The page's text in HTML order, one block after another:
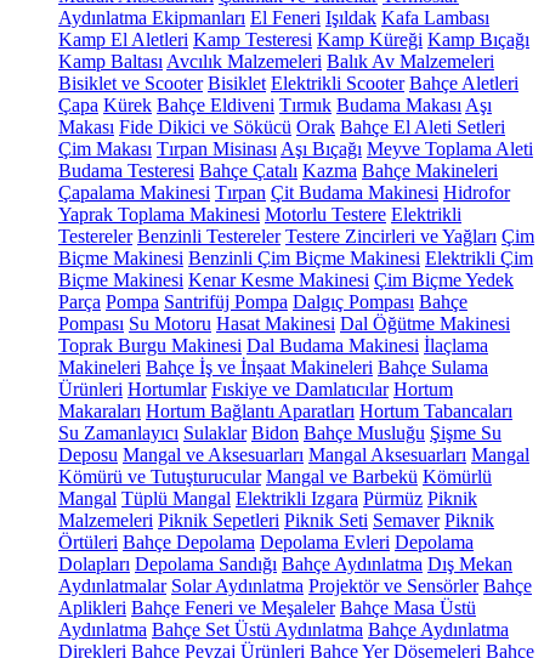
Aydınlatma Ekipmanları El Feneri Işıldak Kafa Lambası
Kamp El Aletleri Kamp Testeresi Kamp Küreği Kamp Bıçağı
Kamp Baltası Avcılık Malzemeleri Balık Av Malzemeleri
Bisiklet ve Scooter Bisiklet Elektrikli Scooter Bahçe Aletleri
Çapa Kürek Bahçe Eldiveni Tırmık Budama Makası Aşı
Makası Fide Dikici ve Sökücü Orak Bahçe El Aleti Setleri
Çim Makası Tırpan Misinası Aşı Bıçağı Meyve Toplama Aleti
Budama Testeresi Bahçe Çatalı Kazma Bahçe Makineleri
Çapalama Makinesi Tırpan Çit Budama Makinesi Hidrofor
Yaprak Toplama Makinesi Motorlu Testere Elektrikli
Testereler Benzinli Testereler Testere Zincirleri ve Yağları Çim
Biçme Makinesi Benzinli Çim Biçme Makinesi Elektrikli Çim
Biçme Makinesi Kenar Kesme Makinesi Çim Biçme Yedek
Parça Pompa Santrifüj Pompa Dalgıç Pompası Bahçe
Pompası Su Motoru Hasat Makinesi Dal Öğütme Makinesi
Toprak Burgu Makinesi Dal Budama Makinesi İlaçlama
Makineleri Bahçe İş ve İnşaat Makineleri Bahçe Sulama
Ürünleri Hortumlar Fıskiye ve Damlatıcılar Hortum
Makaraları Hortum Bağlantı Aparatları Hortum Tabancaları
Su Zamanlayıcı Sulaklar Bidon Bahçe Musluğu Şişme Su
Deposu Mangal ve Aksesuarları Mangal Aksesuarları Mangal
Kömürü ve Tutuşturucular Mangal ve Barbekü Kömürlü
Mangal Tüplü Mangal Elektrikli Izgara Pürmüz Piknik
Malzemeleri Piknik Sepetleri Piknik Seti Semaver Piknik
Örtüleri Bahçe Depolama Depolama Evleri Depolama
Dolapları Depolama Sandığı Bahçe Aydınlatma Dış Mekan
Aydınlatmalar Solar Aydınlatma Projektör ve Sensörler Bahçe
Aplikleri Bahçe Feneri ve Meşaleler Bahçe Masa Üstü
Aydınlatma Bahçe Set Üstü Aydınlatma Bahçe Aydınlatma
Direkleri Bahçe Peyzaj Ürünleri Bahçe Yer Döşemeleri Bahçe